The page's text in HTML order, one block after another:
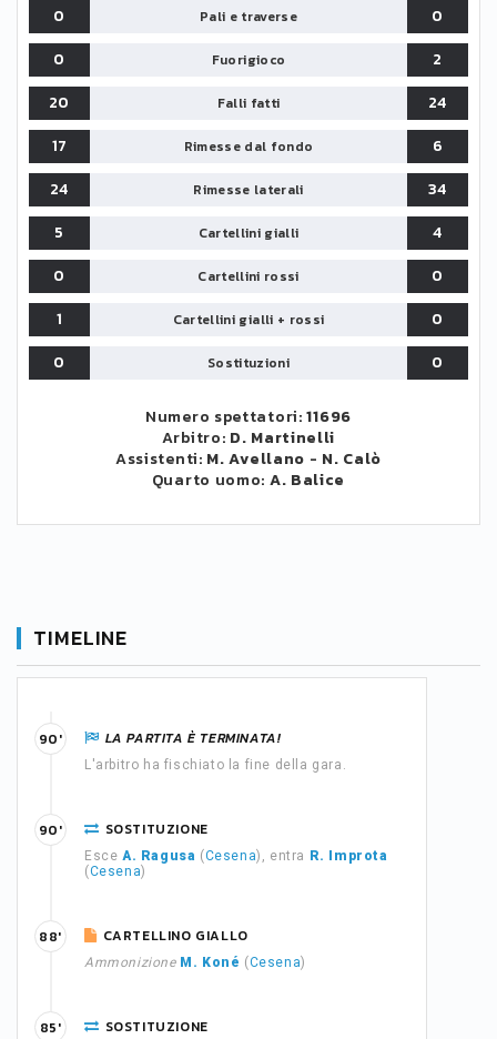
0 Pali e traverse
0
0
Fuorigioco
2
20
Falli fatti
24
17
Rimesse dal fondo
6
24
Rimesse laterali
34
5
Cartellini gialli
4
0
Cartellini rossi
0
1
Cartellini gialli + rossi
0
0
Sostituzioni 0
Numero spettatori:11696
Arbitro: D. Martinelli
Assistenti: M. Avellano - N. Calò
Quarto uomo: A. Balice
TIMELINE
LA PARTITA È TERMINATA!
L'arbitro ha fischiato la fine della gara.
90'
SOSTITUZIONE
Esce A. Ragusa (Cesena), entra
R. Improta
(Cesena)
90'
CARTELLINO GIALLO
Ammonizione M. Koné (Cesena)
88'
SOSTITUZIONE
85'